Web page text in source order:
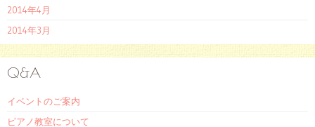
2014年4月
2014年3月
Q&A
イベントのご案内
ピアノ教室について